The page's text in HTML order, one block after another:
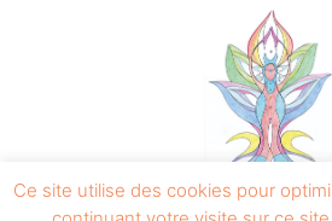
Ce site utilise des cookies pour